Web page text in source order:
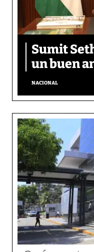
Sumit
un buen
NACIONAL